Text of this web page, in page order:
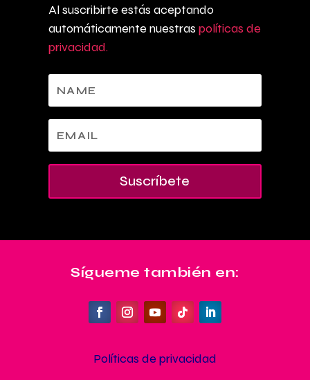
Al suscribirte estás aceptando
automáticamente nuestras políticas de
privacidad.
Suscríbete
Sígueme también en:
Políticas de privacidad